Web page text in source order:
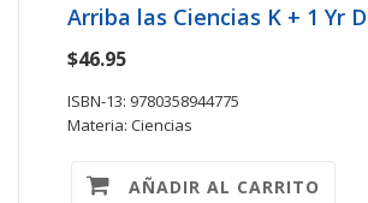
Arriba las Ciencias K + 1 Yr D
$46.95
ISBN-13: 9780358944775
Materia: Ciencias
AÑADIR AL CARRITO